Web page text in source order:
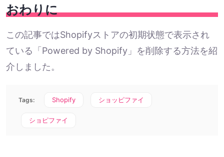
おわりに
この記事ではShopifyストアの初期状態で表示され
ている「Powered by Shopify」を削除する方法を紹
介しました。
Tags: Shopify ショッピファイ
ショピファイ